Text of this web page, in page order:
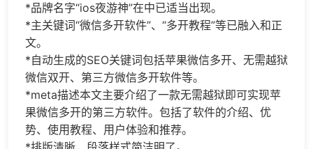
*品牌名字“ios夜游神”在中已适当出现。
*主关键词“微信多开软件”、“多开教程”等已融入和正
文。
*自动生成的SEO关键词包括苹果微信多开、无需越狱
微信双开、第三方微信多开软件等。
*meta描述本文主要介绍了一款无需越狱即可实现苹
果微信多开的第三方软件。包括了软件的介绍、优
势、使用教程、用户体验和推荐。